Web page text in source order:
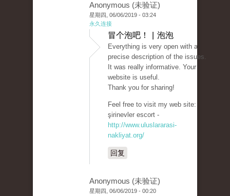
Anonymous (未验证)
星期四, 06/06/2019 - 03:24
永久连接
冒个泡吧！ | 泡泡
Everything is very open with a
precise description of the issues.
It was really informative. Your
website is useful.
Thank you for sharing!
Feel free to visit my web site:
şirinevler escort -
http://www.uluslararasi-
nakliyat.org/
回复
Anonymous (未验证)
星期四, 06/06/2019 - 00:20